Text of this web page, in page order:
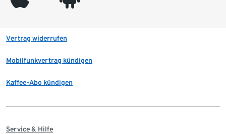
Vertrag widerrufen
Mobilfunkvertrag kündigen
Kaffee-Abo kündigen
Service & Hilfe